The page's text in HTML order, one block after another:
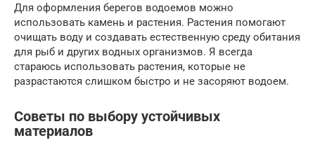
Для оформления берегов водоемов можно
использовать камень и растения. Растения помогают
очищать воду и создавать естественную среду обитания
для рыб и других водных организмов. Я всегда
стараюсь использовать растения, которые не
разрастаются слишком быстро и не засоряют водоем.
Советы по выбору устойчивых
материалов